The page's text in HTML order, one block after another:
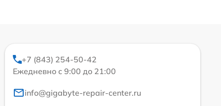
+7 (843) 254-50-42
Ежедневно с 9:00 до 21:00
info@gigabyte-repair-center.ru